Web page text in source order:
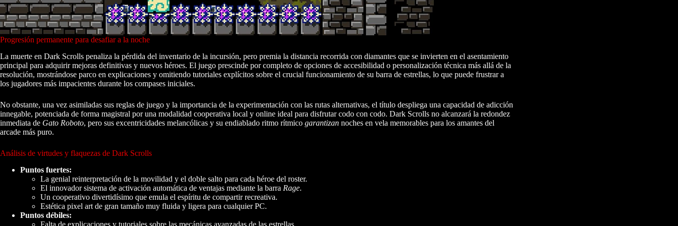
Progresión permanente para desafiar a la noche
La muerte en Dark Scrolls penaliza la pérdida del inventario de la incursión, pero premia la distancia recorrida con diamantes que se invierten en el asentamiento
principal para adquirir mejoras definitivas y nuevos héroes. El juego prescinde por completo de opciones de accesibilidad o personalización técnica más allá de la
resolución, mostrándose parco en explicaciones y omitiendo tutoriales explícitos sobre el crucial funcionamiento de su barra de estrellas, lo que puede frustrar a
los jugadores más impacientes durante los compases iniciales.
No obstante, una vez asimiladas sus reglas de juego y la importancia de la experimentación con las rutas alternativas, el título despliega una capacidad de adicción
innegable, potenciada de forma magistral por una modalidad cooperativa local y online ideal para disfrutar codo con codo. Dark Scrolls no alcanzará la redondez
inmediata de Gato Roboto, pero sus excentricidades melancólicas y su endiablado ritmo rítmico garantizan noches en vela memorables para los amantes del
arcade más puro.
Análisis de virtudes y flaquezas de Dark Scrolls
Puntos fuertes:
La genial reinterpretación de la movilidad y el doble salto para cada héroe del roster.
El innovador sistema de activación automática de ventajas mediante la barra Rage.
Un cooperativo divertidísimo que emula el espíritu de compartir recreativa.
Estética pixel art de gran tamaño muy fluida y ligera para cualquier PC.
Puntos débiles:
Falta de explicaciones y tutoriales sobre las mecánicas avanzadas de las estrellas.